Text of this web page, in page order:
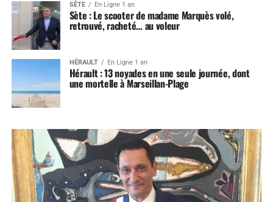
SÈTE En Ligne 1 an
Sète : Le scooter de madame Marquès volé,
retrouvé, racheté… au voleur
HÉRAULT En Ligne 1 an
Hérault : 13 noyades en une seule journée, dont
une mortelle à Marseillan-Plage